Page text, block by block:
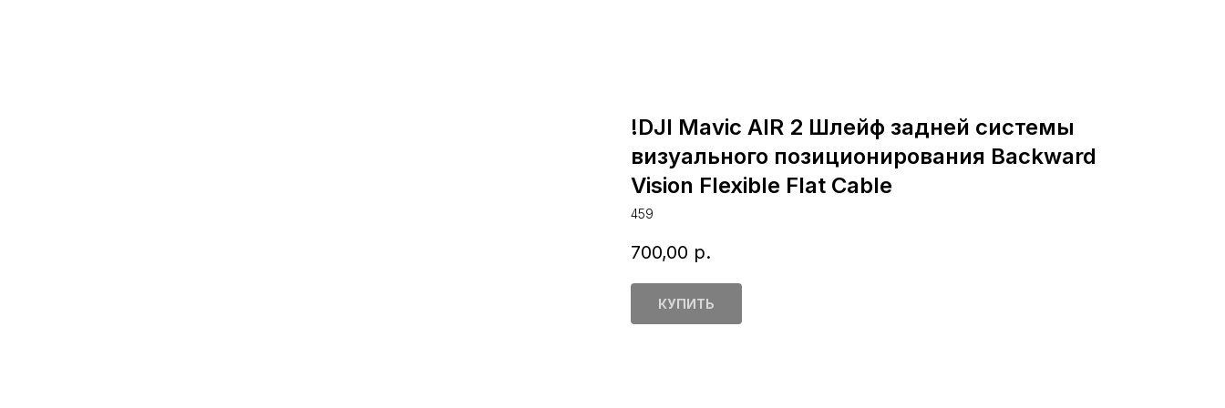
!DJI Mavic AIR 2 Шлейф задней системы
визуального позиционирования Backward
Vision Flexible Flat Cable
459
700,00 р.
КУПИТЬ